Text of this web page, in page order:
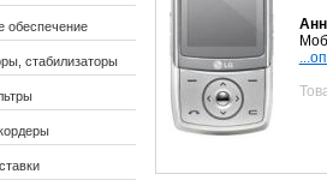
обеспечение
стабилизаторы